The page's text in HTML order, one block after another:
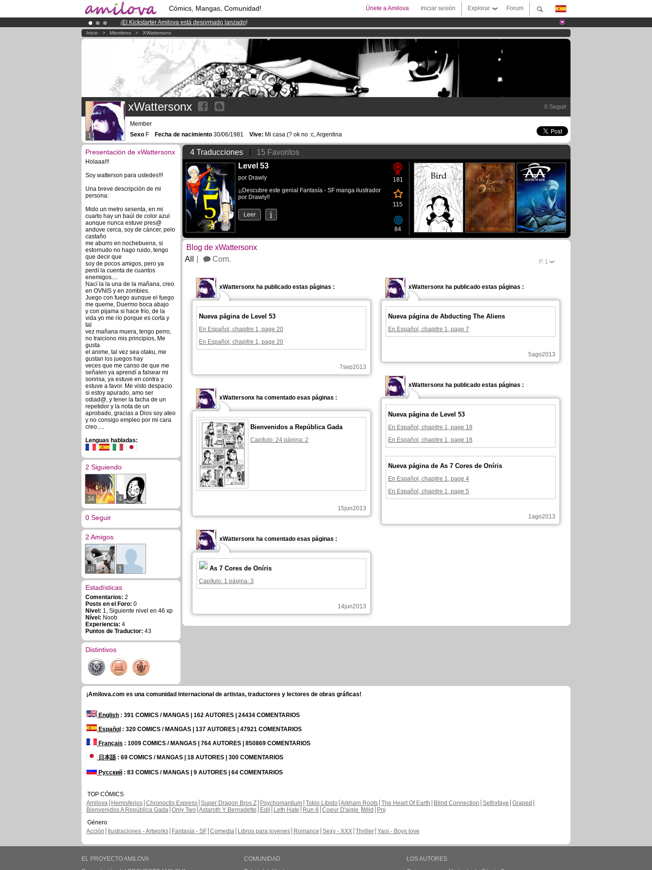
Cómics, Mangas, Comunidad! Forum
Explorar
Iniciar sesión
Únete a Amilova
¡ El Kickstarter Amilova está desormado lanzado!.
¡Ya tenemos 100000miembrosy 1000Cómics y Mangas!.
¡Conviertete en Premium por3.95 eurosal mes!Hazte Premium ya
Inicio > Miembros > XWattersonx
0 Seguir
1
xWattersonx
Member
Sexo F Fecha de nacimiento 30/06/1981 Vive: Mi casa (? ok no :c, Argentina
Presentación de xWattersonx
Holaaa!!!
Soy watterson para ustedes!!!
Una breve descripción de mi
persona:
Mido un metro sesenta, en mi
cuarto hay un baúl de color azul
aunque nunca estuve pres@
anduve cerca, soy de cáncer, pelo
castaño
me aburro en nochebuena, si
estornudo no hago ruido, tengo
que decir que
soy de pocos amigos, pero ya
perdí la cuenta de cuantos
enemigos....
Nací la la una de la mañana, creo
en OVNIS y en zombies.
Juego con fuego aunque el fuego
me queme, Duermo boca abajo
y con pijama si hace frío, de la
vida yo me río porque es corta y
tal
vez mañana muera, tengo perro,
no traiciono mis principios, Me
gusta
el anime, tal vez sea otaku, me
gustan los juegos hay
veces que me canso de que me
señalen ya aprendí a falsear mi
sonrisa, ya estuve en contra y
estuve a favor. Me visto despacio
si estoy apurado, amo ser
odiad@, y tener la facha de un
repetidor y la nota de un
aprobado, gracias a Dios soy ateo
y no consigo empleo por mi cara
creo.....
Lenguas habladas:
2 Siguiendo
34 4
0 Seguir
2 Amigos
28 1
Estadísticas
Comentarios: 2
Posts en el Foro: 0
Nivel: 1, Siguiente nivel en 46 xp
Nível: Noob
Experiencia: 4
Puntos de Traductor: 43
Distintivos
4 Traducciones 15 Favoritos
181
115
84
Level 53
por Drawly
¡¡Descubre este genial Fantasía - SF manga ilustrador
por Drawly!!
Leer
Blog de xWattersonx
P. 1
All Com.
xWattersonx ha publicado estas páginas :
Nueva página de Level 53
En Español, chapitre 1, page 20
En Español, chapitre 1, page 20
7sep2013
xWattersonx ha publicado estas páginas :
Nueva página de Abducting The Aliens
En Español, chapitre 1, page 7
5ago2013
xWattersonx ha publicado estas páginas :
Nueva página de Level 53
En Español, chapitre 1, page 18
En Español, chapitre 1, page 18
Nueva página de As 7 Cores de Oníris
En Español, chapitre 1, page 4
En Español, chapitre 1, page 5
1ago2013
xWattersonx ha comentado esas páginas :
Bienvenidos a República Gada
Capítulo: 24 página: 2
15jun2013
xWattersonx ha comentado esas páginas :
As 7 Cores de Oníris
Capítulo: 1 página: 3
14jun2013
¡Amilova.com es una comunidad internacional de artistas, traductores y lectores de obras gráficas!
English : 391 COMICS / MANGAS | 162 AUTORES | 24434 COMENTARIOS
Español : 320 COMICS / MANGAS | 137 AUTORES | 47921 COMENTARIOS
Français : 1009 COMICS / MANGAS | 764 AUTORES | 850869 COMENTARIOS
日本語: 69 COMICS / MANGAS | 18 AUTORES | 300 COMENTARIOS
Русский : 83 COMICS / MANGAS | 9 AUTORES | 64 COMENTARIOS
TOP CÓMICS
Amilova
Hemisferios Chronoctis Express Super Dragon Bros Z Psychomantium Tokio Libido Arkham Roots The Heart Of Earth Blind Connection Sethxfaye Graped
Bienvenidos A República Gada Only Two Astaroth Y Bernadette Edil Leth Hate Run 8 Coeur D'aigle Wild
Pnj
Género
Acción
Ilustraciones - Artworks Fantasía - SF Comedia Libros para jovenes Romance Sexy - XXX Thriller Yaoi - Boys love
EL PROYECTO AMILOVA
COMUNIDAD
LOS AUTORES